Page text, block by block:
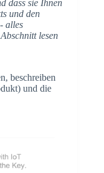
dass sie Ihnen
und den
alles
lesen
beschreiben
und die